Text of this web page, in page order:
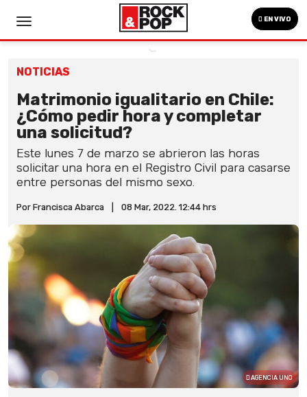
EN VIVO
NOTICIAS
Matrimonio igualitario en Chile:
¿Cómo pedir hora y completar
una solicitud?
Este lunes 7 de marzo se abrieron las horas
solicitar una hora en el Registro Civil para casarse
entre personas del mismo sexo.
Por Francisca Abarca 08 Mar, 2022. 12:44 hrs
AGENCIA UNO